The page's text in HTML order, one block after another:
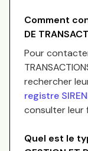
Comment
DE
Pour
rechercher
registre
consulter leur
Quel est le